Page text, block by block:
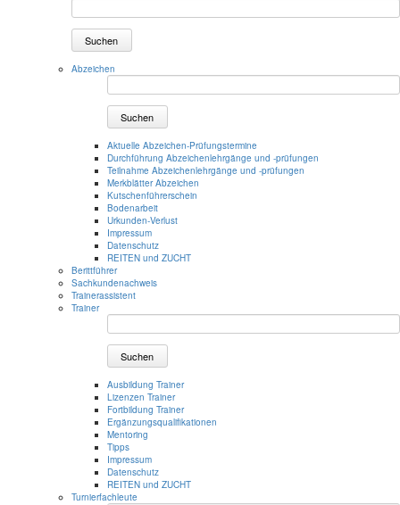
Suchen
Abzeichen
Suchen
Aktuelle Abzeichen-Prüfungstermine
Durchführung Abzeichenlehrgänge und -prüfungen
Teilnahme Abzeichenlehrgänge und -prüfungen
Merkblätter Abzeichen
Kutschenführerschein
Bodenarbeit
Urkunden-Verlust
Impressum
Datenschutz
REITEN und ZUCHT
Berittführer
Sachkundenachweis
Trainerassistent
Trainer
Suchen
Ausbildung Trainer
Lizenzen Trainer
Fortbildung Trainer
Ergänzungsqualifikationen
Mentoring
Tipps
Impressum
Datenschutz
REITEN und ZUCHT
Turnierfachleute